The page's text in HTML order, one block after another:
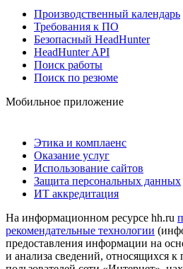
Производственный календарь
Требования к ПО
Безопасный HeadHunter
HeadHunter API
Поиск работы
Поиск по резюме
Мобильное приложение
Этика и комплаенс
Оказание услуг
Использование сайтов
Защита персональных данных
ИТ аккредитация
На информационном ресурсе hh.ru
рекомендательные технологии
предоставления информации на
и анализа сведений, относящихся к